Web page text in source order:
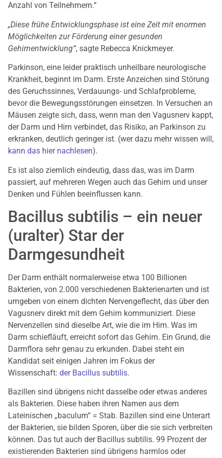
Anzahl von Teilnehmern.“
„Diese frühe Entwicklungsphase ist eine Zeit mit enormen
Möglichkeiten zur Förderung einer gesunden
Gehirnentwicklung“, sagte Rebecca Knickmeyer.
Parkinson, eine leider praktisch unheilbare neurologische
Krankheit, beginnt im Darm. Erste Anzeichen sind Störung
des Geruchssinnes, Verdauungs- und Schlafprobleme,
bevor die Bewegungsstörungen einsetzen. In Versuchen an
Mäusen zeigte sich, dass, wenn man den Vagusnerv kappt,
der Darm und Hirn verbindet, das Risiko, an Parkinson zu
erkranken, deutlich geringer ist. (wer dazu mehr wissen will,
kann das hier nachlesen).
Es ist also ziemlich eindeutig, dass das, was im Darm
passiert, auf mehreren Wegen auch das Gehirn und unser
Denken und Fühlen beeinflussen kann.
Bacillus subtilis – ein neuer
(uralter) Star der
Darmgesundheit
Der Darm enthält normalerweise etwa 100 Billionen
Bakterien, von 2.000 verschiedenen Bakterienarten und ist
umgeben von einem dichten Nervengeflecht, das über den
Vagusnerv direkt mit dem Gehirn kommuniziert. Diese
Nervenzellen sind dieselbe Art, wie die im Hirn. Was im
Darm schiefläuft, erreicht sofort das Gehirn. Ein Grund, die
Darmflora sehr genau zu erkunden. Dabei steht ein
Kandidat seit einigen Jahren im Fokus der
Wissenschaft: der Bacillus subtilis.
Bazillen sind übrigens nicht dasselbe oder etwas anderes
als Bakterien. Diese haben ihren Namen aus dem
Lateinischen „baculum“ = Stab. Bazillen sind eine Unterart
der Bakterien, sie bilden Sporen, über die sie sich verbreiten
können. Das tut auch der Bacillus subtilis. 99 Prozent der
existierenden Bakterien sind übrigens harmlos oder